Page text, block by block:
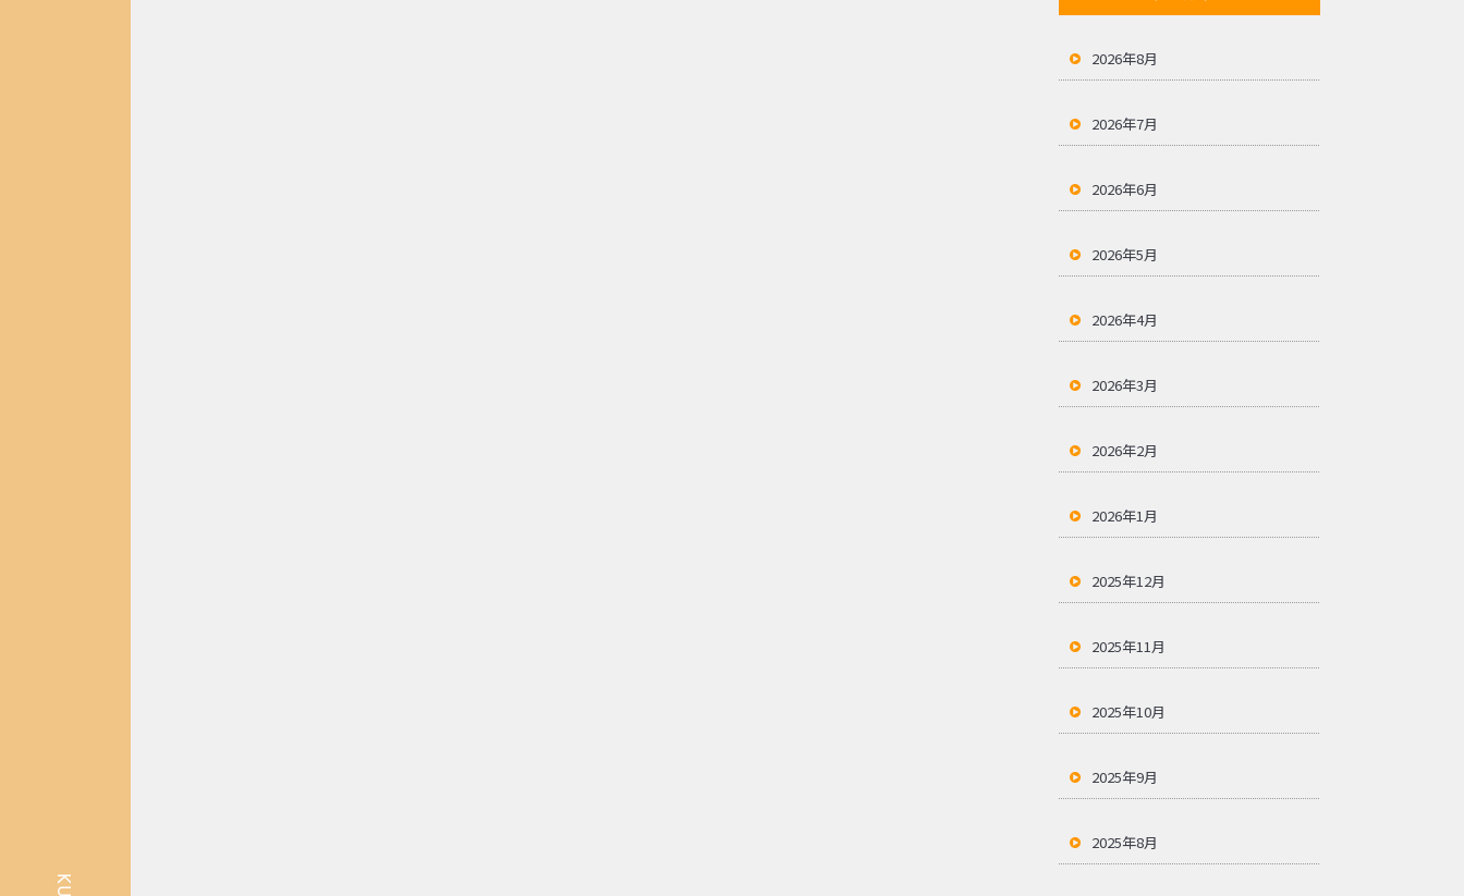
2026年8月
2026年7月
2026年6月
2026年5月
2026年4月
2026年3月
2026年2月
2026年1月
2025年12月
2025年11月
2025年10月
2025年9月
2025年8月